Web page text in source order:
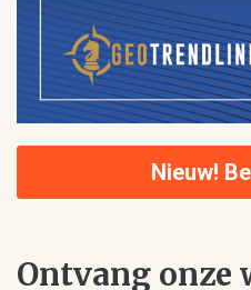
Nieuw!
Ontvang onze